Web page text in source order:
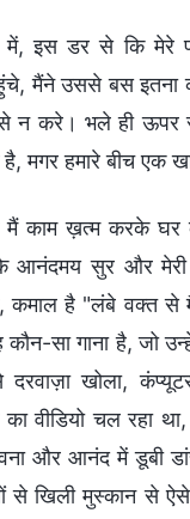
इस डर से कि मेरे
मैंने उससे बस इतना
न करे। भले ही ऊपर
मगर हमारे बीच एक
मैं काम ख़त्म करके
सुर और मेरी
कमाल है "लंबे वक्त
सा गाना है, जो
खोला, कंप्यूटर
वीडियो चल रहा
और आनंद में डूबी
से खिली मुस्कान से